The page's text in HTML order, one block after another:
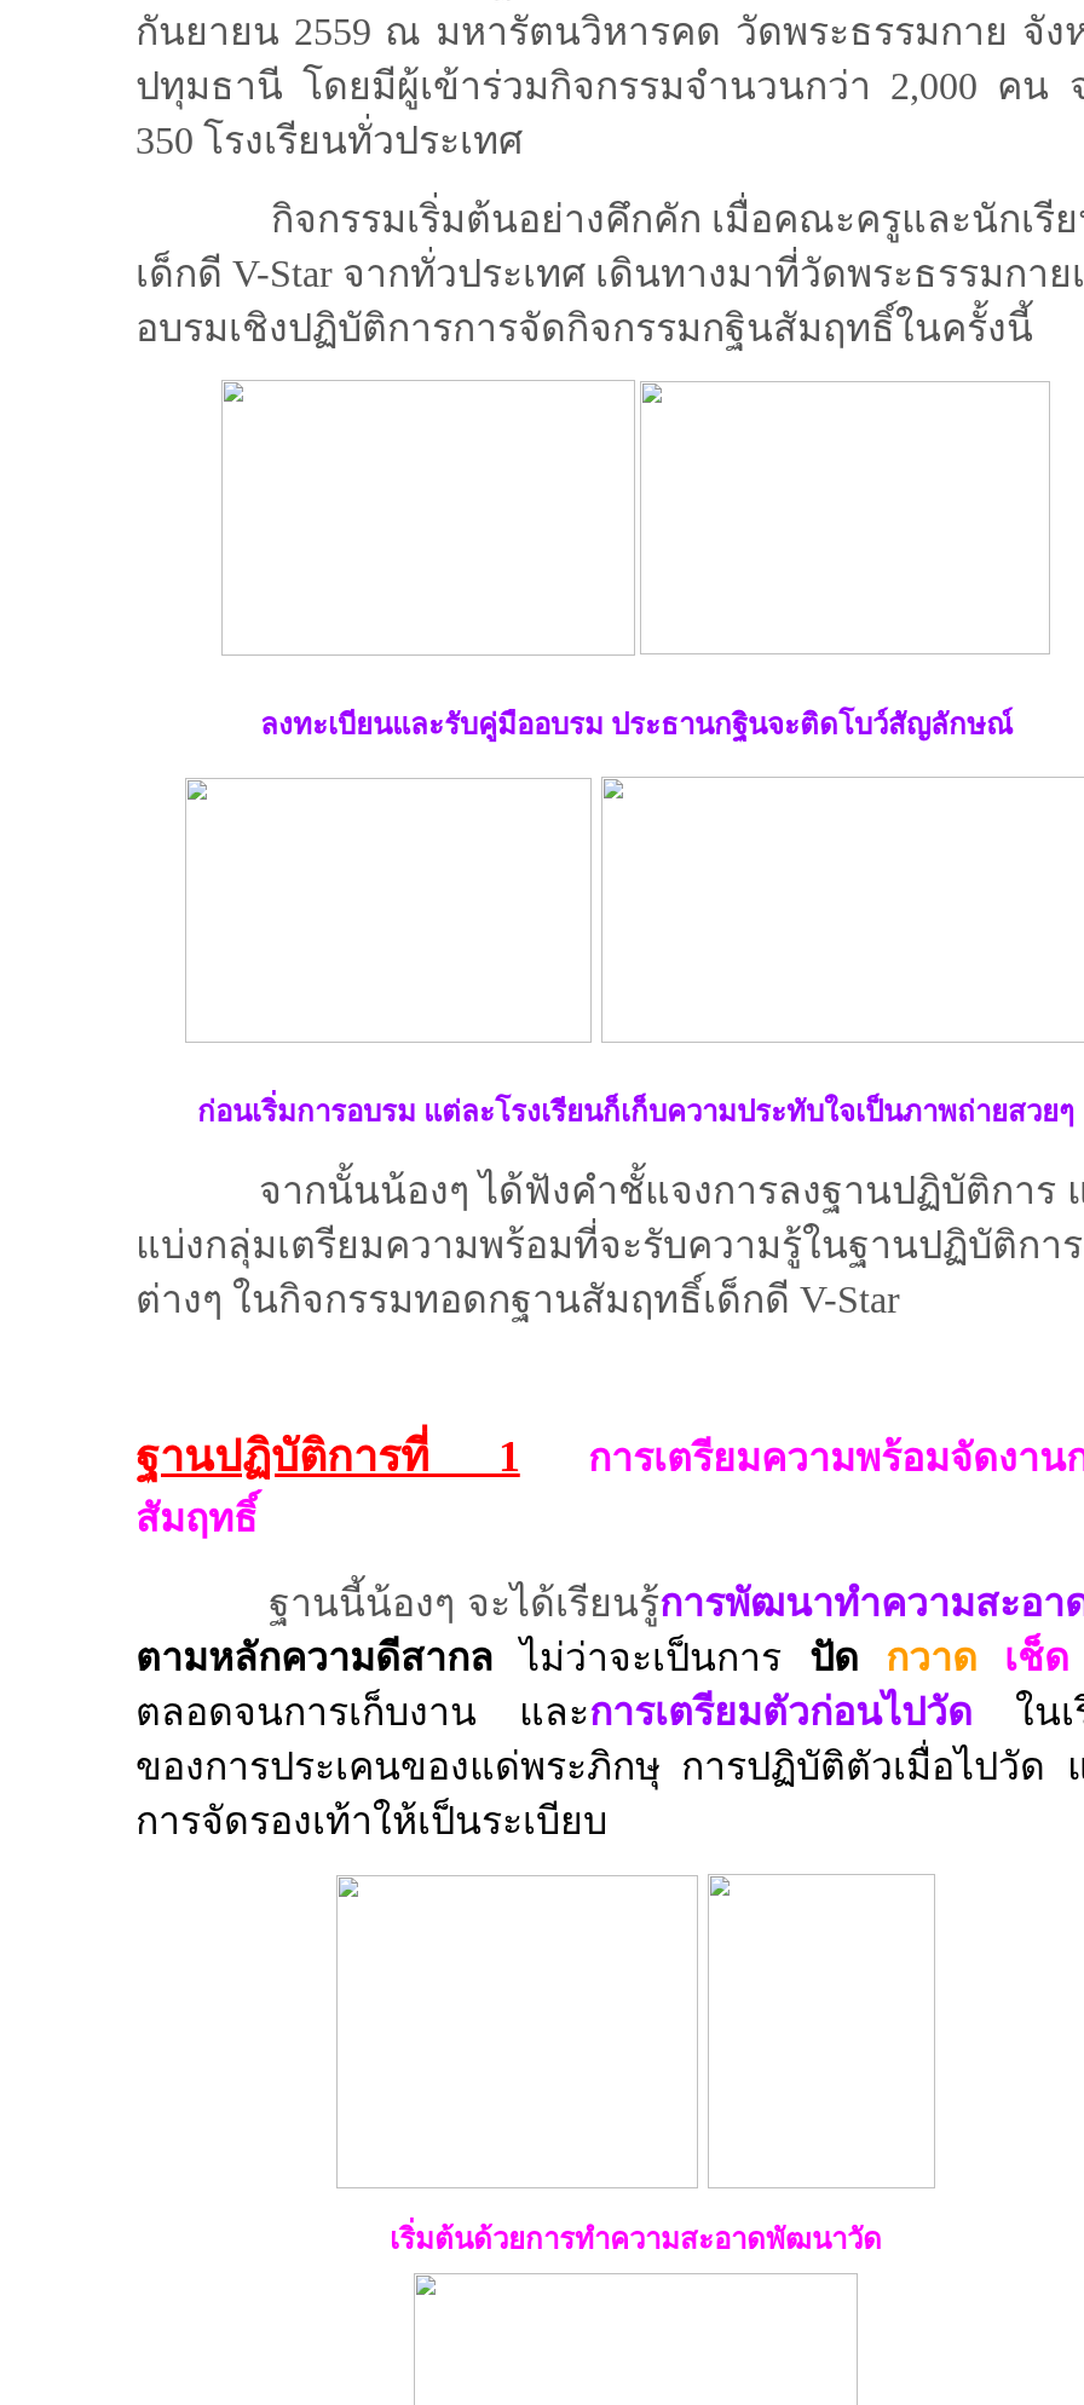
กันยายน 2559 ณ มหารัตนวิหารคด วัดพระธรรมกาย จัง
ปทุมธานี โดยมีผู้เข้าร่วมกิจกรรมจำนวนกว่า 2,000 คน
350 โรงเรียนทั่วประเทศ
กิจกรรมเริ่มต้นอย่างคึกคัก เมื่อคณะครูและนักเรี
เด็กดี V-Star จากทั่วประเทศ เดินทางมาที่วัดพระธรรมกาย
อบรมเชิงปฏิบัติการการจัดกิจกรรมกฐินสัมฤทธิ์ในครั้งนี้
ลงทะเบียนและรับคู่มืออบรม ประธานกฐินจะติดโบว์สัญลักษณ์
ก่อนเริ่มการอบรม แต่ละโรงเรียนก็เก็บความประทับใจเป็นภาพถ่ายสวยๆ
จากนั้นน้องๆ ได้ฟังคำชั้แจงการลงฐานปฏิบัติการ
แบ่งกลุ่มเตรียมความพร้อมที่จะรับความรู้ในฐานปฏิบัติการ
ต่างๆ ในกิจกรรมทอดกฐานสัมฤทธิ์เด็กดี V-Star
ฐานปฏิบัติการที่ 1 การเตรียมความพร้อมจัดงาน
สัมฤทธิ์
ฐานนี้น้องๆ จะได้เรียนรู้การพัฒนาทำความสะอา
ตามหลักความดีสากลไม่ว่าจะเป็นการ ปัด กวาด
เช็ด
ตลอดจนการเก็บงาน และการเตรียมตัวก่อนไปวัด ใน
ของการประเคนของแด่พระภิกษุ การปฏิบัติตัวเมื่อไปวัด
การจัดรองเท้าให้เป็นระเบียบ
เริ่มต้นด้วยการทำความสะอาดพัฒนาวัด